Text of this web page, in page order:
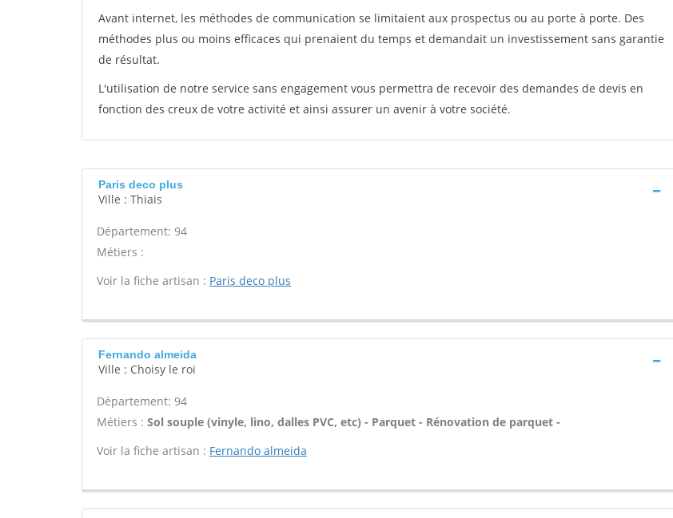
Avant internet, les méthodes de communication se limitaient aux prospectus ou au porte à porte. Des
méthodes plus ou moins efficaces qui prenaient du temps et demandait un investissement sans garantie
de résultat.
L'utilisation de notre service sans engagement vous permettra de recevoir des demandes de devis en
fonction des creux de votre activité et ainsi assurer un avenir à votre société.
Paris deco plus
Ville : Thiais
Département: 94
Métiers :
Voir la fiche artisan : Paris deco plus
Fernando almeida
Ville : Choisy le roi
Département: 94
Métiers : Sol souple (vinyle, lino, dalles PVC, etc) - Parquet - Rénovation de parquet -
Voir la fiche artisan : Fernando almeida